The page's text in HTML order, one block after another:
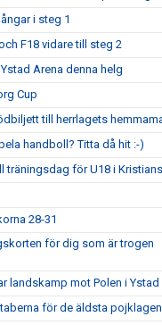
i steg 1
F18 vidare till steg 2
Arena denna helg
Cup
till herrlagets
handboll? Titta då hit :-)
träningsdag för U18 i
28-31
för dig som är trogen
landskamp mot Polen i Ystad
för de äldsta pojklagen